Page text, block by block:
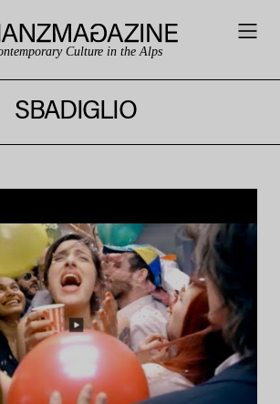
Culture in the Alps
SBADIGLIO